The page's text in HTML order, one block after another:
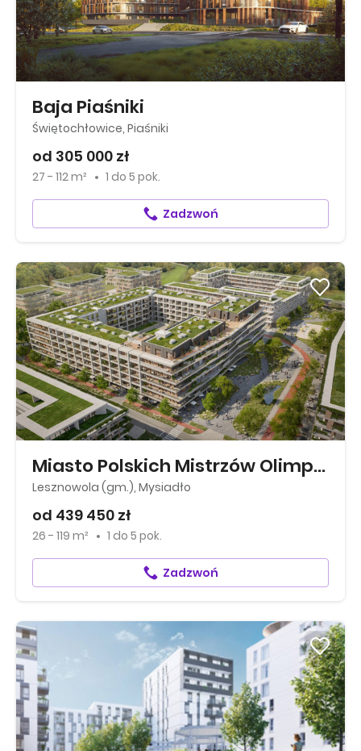
Baja Piaśniki
Świętochłowice, Piaśniki
od 305 000 zł
27 - 112 m² 1 do 5 pok.
Zadzwoń
Miasto Polskich Mistrzów Olimpijskich
Lesznowola (gm.), Mysiadło
od 439 450 zł
26 - 119 m² 1 do 5 pok.
Zadzwoń